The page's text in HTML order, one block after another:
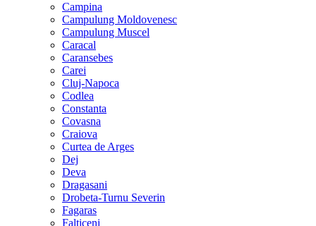
Campina
Campulung Moldovenesc
Campulung Muscel
Caracal
Caransebes
Carei
Cluj-Napoca
Codlea
Constanta
Covasna
Craiova
Curtea de Arges
Dej
Deva
Dragasani
Drobeta-Turnu Severin
Fagaras
Falticeni